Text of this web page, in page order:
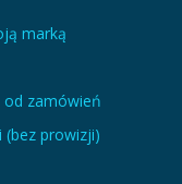
marką
od zamówień
prowizji)